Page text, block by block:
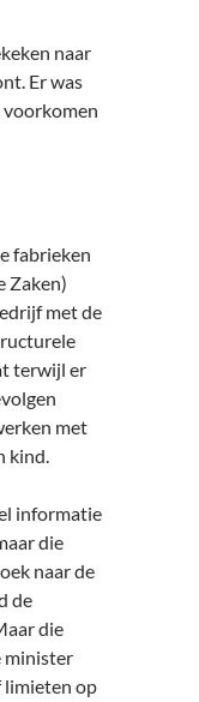
naar
Er was
fabrieken
Zaken)
met de
terwijl er
met
kind.
informatie
die
naar de
de
die
minister
limieten op